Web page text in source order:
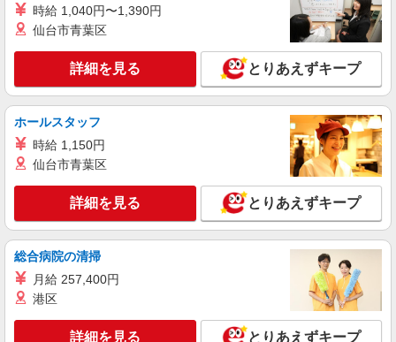
ホール・キッチンスタッフ（簡単な接客・調
時給1220円 ※22:00〜翌5:00：時給1525円 ※
高校生：時給1190円 ★早朝手当（5:00〜9:00）時
給＋50円 ★土日・祝手当：時給＋50円
三重県四日市市大矢知町1795-3
キープ 詳細を見る
アルバイト パート
すき家 四日市泊店
すき家の店舗スタッフ（接客・調理・清掃な
ど）
時給1,180円 ※22:00〜翌5:00：時給1,475円 ※
高校生時給1,087円 ※早朝手当（5:00〜9:00）時給
＋150円
キープ 詳細を見る
時給 1,040円〜1,390円
仙台市青葉区
詳細を見る とりあえずキープ
ホールスタッフ
時給 1,150円
仙台市青葉区
詳細を見る とりあえずキープ
総合病院の清掃
月給 257,400円
港区
詳細を見る とりあえずキープ